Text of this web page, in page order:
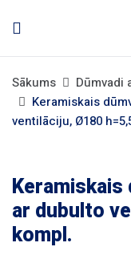
Sākums Dūmvadi
Keramiskais
ventilāciju, Ø180
ar dubulto
kompl.